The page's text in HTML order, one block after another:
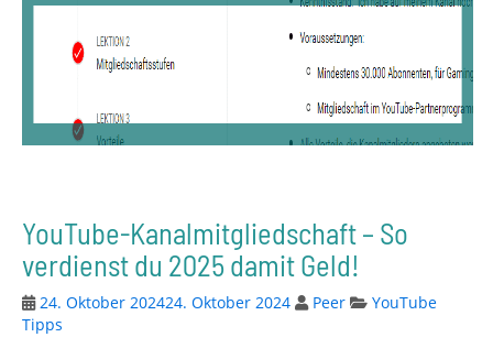
YouTube-Kanalmitgliedschaft – So
verdienst du 2025 damit Geld!
24. Oktober 202424. Oktober 2024 Peer
YouTube
Tipps